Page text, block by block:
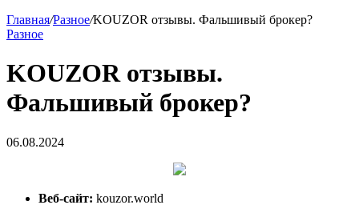
Главная/Разное/KOUZOR отзывы. Фальшивый брокер?
Разное
KOUZOR отзывы.
Фальшивый брокер?
06.08.2024
Веб-сайт: kouzor.world